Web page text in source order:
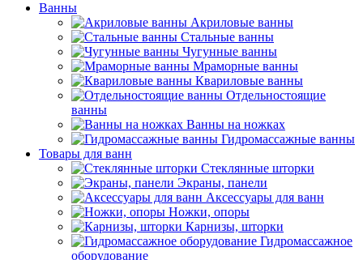
Ванны
Акриловые ванны
Стальные ванны
Чугунные ванны
Мраморные ванны
Квариловые ванны
Отдельностоящие
ванны
Ванны на ножках
Гидромассажные ванны
Товары для ванн
Стеклянные шторки
Экраны, панели
Аксессуары для ванн
Ножки, опоры
Карнизы, шторки
Гидромассажное
оборудование